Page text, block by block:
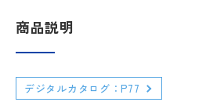
商品説明
デジタルカタログ：P77